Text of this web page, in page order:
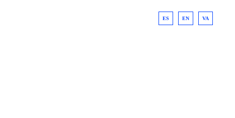
ES EN VA